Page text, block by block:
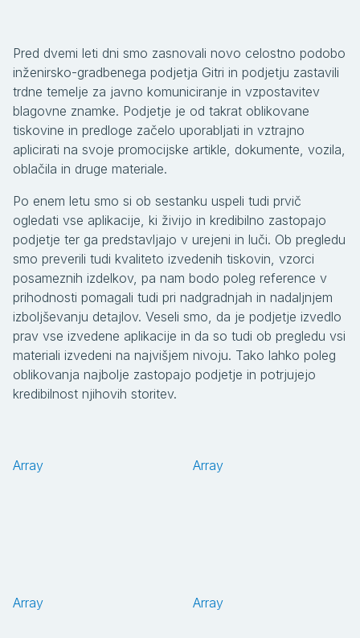
Pred dvemi leti dni smo zasnovali novo celostno podobo
inženirsko-gradbenega podjetja Gitri in podjetju zastavili
trdne temelje za javno komuniciranje in vzpostavitev
blagovne znamke. Podjetje je od takrat oblikovane
tiskovine in predloge začelo uporabljati in vztrajno
aplicirati na svoje promocijske artikle, dokumente, vozila,
oblačila in druge materiale.
Po enem letu smo si ob sestanku uspeli tudi prvič
ogledati vse aplikacije, ki živijo in kredibilno zastopajo
podjetje ter ga predstavljajo v urejeni in luči. Ob pregledu
smo preverili tudi kvaliteto izvedenih tiskovin, vzorci
posameznih izdelkov, pa nam bodo poleg reference v
prihodnosti pomagali tudi pri nadgradnjah in nadaljnjem
izboljševanju detajlov. Veseli smo, da je podjetje izvedlo
prav vse izvedene aplikacije in da so tudi ob pregledu vsi
materiali izvedeni na najvišjem nivoju. Tako lahko poleg
oblikovanja najbolje zastopajo podjetje in potrjujejo
kredibilnost njihovih storitev.
Array Array
Array Array